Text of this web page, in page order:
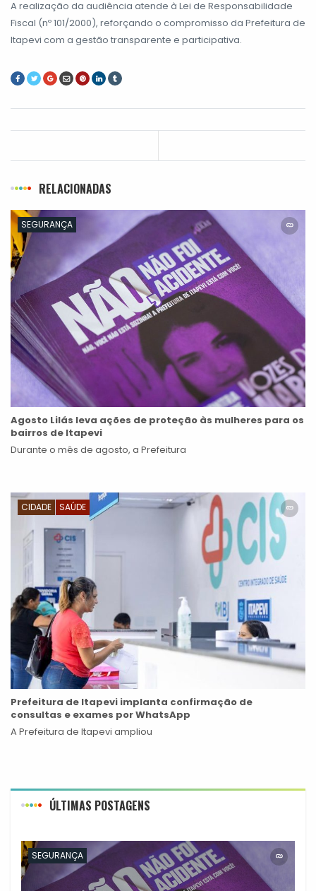
A realização da audiência atende à Lei de Responsabilidade
Fiscal (nº 101/2000), reforçando o compromisso da Prefeitura de
Itapevi com a gestão transparente e participativa.
RELACIONADAS
SEGURANÇA
Agosto Lilás leva ações de proteção às mulheres para os
bairros de Itapevi
Durante o mês de agosto, a Prefeitura
CIDADE SAÚDE
Prefeitura de Itapevi implanta confirmação de
consultas e exames por WhatsApp
A Prefeitura de Itapevi ampliou
ÚLTIMAS POSTAGENS
SEGURANÇA